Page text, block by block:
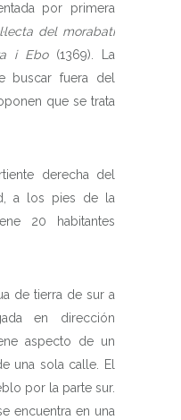
por primera
del morabatí
i Ebo(1369). La
buscar fuera del
que se trata
derecha del
a los pies de la
20 habitantes
de tierra de sur a
en dirección
aspecto de un
una sola calle. El
por la parte sur.
encuentra en una